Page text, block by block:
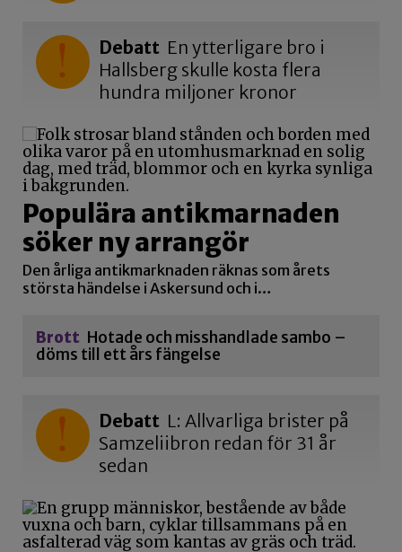
Debatt En ytterligare bro i
Hallsberg skulle kosta flera
hundra miljoner kronor
Populära antikmarnaden
söker ny arrangör
Den årliga antikmarknaden räknas som årets
största händelse i Askersund och i…
Brott Hotade och misshandlade sambo –
döms till ett års fängelse
Debatt L: Allvarliga brister på
Samzeliibron redan för 31 år
sedan